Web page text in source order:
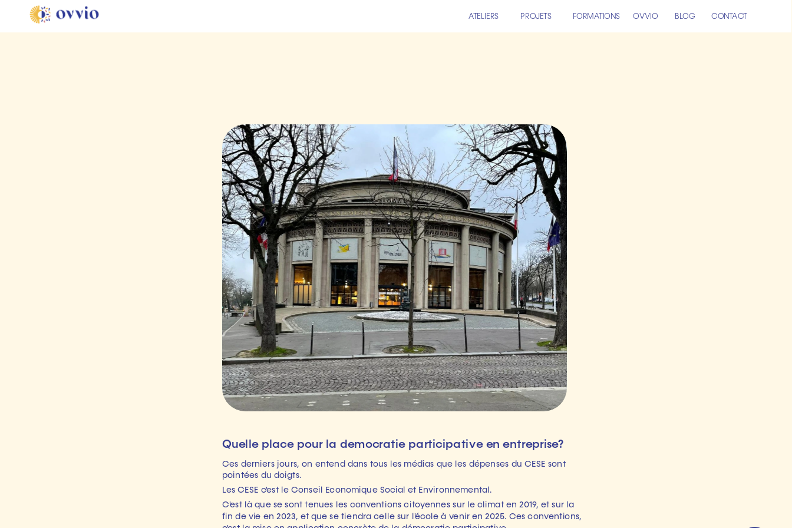
ATELIERS PROJETS FORMATIONS OVVIO CONTACT
BLOG
Quelle place pour la democratie participative en entreprise?
Ces derniers jours, on entend dans tous les médias que les dépenses du CESE sont
pointées du doigts.
Les CESE c'est le Conseil Economique Social et Environnemental.
C'est là que se sont tenues les conventions citoyennes sur le climat en 2019, et sur la
fin de vie en 2023, et que se tiendra celle sur l'école à venir en 2025. Ces conventions,